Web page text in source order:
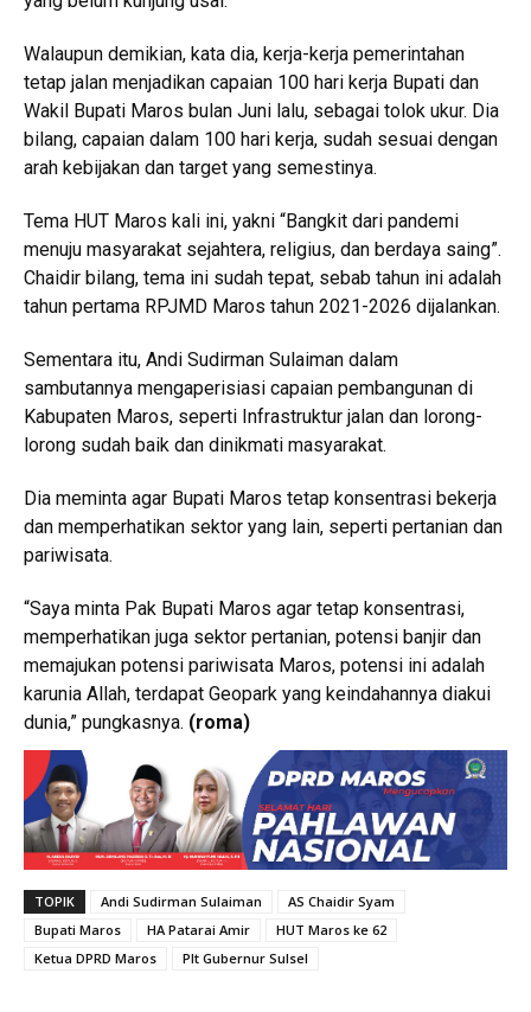
Walaupun demikian, kata dia, kerja-kerja pemerintahan
tetap jalan menjadikan capaian 100 hari kerja Bupati dan
Wakil Bupati Maros bulan Juni lalu, sebagai tolok ukur. Dia
bilang, capaian dalam 100 hari kerja, sudah sesuai dengan
arah kebijakan dan target yang semestinya.
Tema HUT Maros kali ini, yakni “Bangkit dari pandemi
menuju masyarakat sejahtera, religius, dan berdaya saing”.
Chaidir bilang, tema ini sudah tepat, sebab tahun ini adalah
tahun pertama RPJMD Maros tahun 2021-2026 dijalankan.
Sementara itu, Andi Sudirman Sulaiman dalam
sambutannya mengaperisiasi capaian pembangunan di
Kabupaten Maros, seperti Infrastruktur jalan dan lorong-
lorong sudah baik dan dinikmati masyarakat.
Dia meminta agar Bupati Maros tetap konsentrasi bekerja
dan memperhatikan sektor yang lain, seperti pertanian dan
pariwisata.
“Saya minta Pak Bupati Maros agar tetap konsentrasi,
memperhatikan juga sektor pertanian, potensi banjir dan
memajukan potensi pariwisata Maros, potensi ini adalah
karunia Allah, terdapat Geopark yang keindahannya diakui
dunia,” pungkasnya. (roma)
TOPIK Andi Sudirman Sulaiman
AS Chaidir Syam
Bupati Maros
HA Patarai Amir
HUT Maros ke 62
Ketua DPRD Maros
Plt Gubernur Sulsel